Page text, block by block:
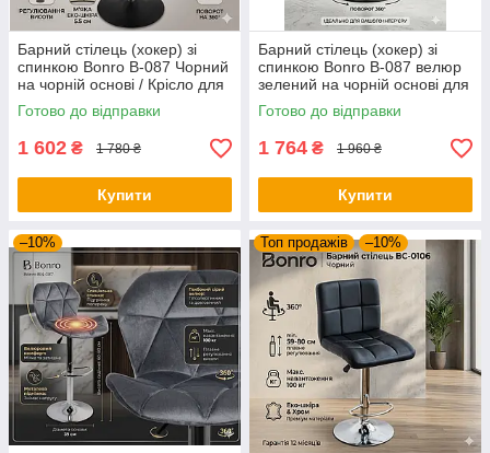
Барний стілець (хокер) зі
спинкою Bonro B-087 Чорний
на чорній основі / Крісло для
бару та кухні з екошкіри
Готово до відправки
1 602 ₴ 1 780 ₴
Купити
Барний стілець (хокер) зі
спинкою Bonro B-087 велюр
зелений на чорній основі для
кухні та кафе
Готово до відправки
1 764 ₴ 1 960 ₴
Купити
–10% Топ продажів –10%